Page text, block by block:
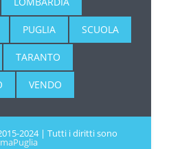
PUGLIA SCUOLA
TARANTO
VENDO
2024 | Tutti i diritti sono